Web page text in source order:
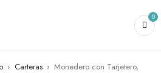
0
› Carteras › Monedero con Tarjetero,